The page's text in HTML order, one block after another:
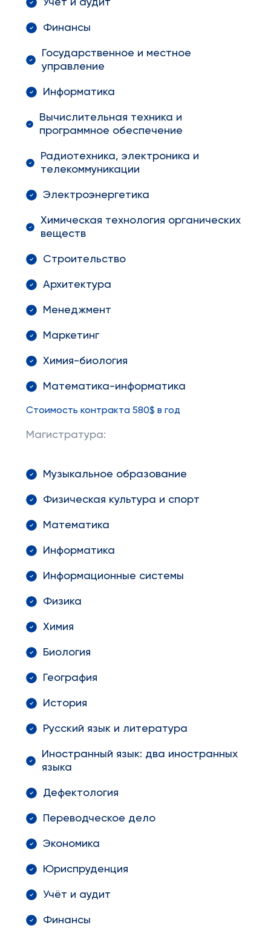
Учёт и аудит
Финансы
Государственное и местное
управление
Информатика
Вычислительная техника и
программное обеспечение
Радиотехника, электроника и
телекоммуникации
Электроэнергетика
Химическая технология органических
веществ
Строительство
Архитектура
Менеджмент
Маркетинг
Химия-биология
Математика-информатика
Стоимость контракта 580$ в год
Магистратура:
Музыкальное образование
Физическая культура и спорт
Математика
Информатика
Информационные системы
Физика
Химия
Биология
География
История
Русский язык и литература
Иностранный язык: два иностранных
языка
Дефектология
Переводческое дело
Экономика
Юриспруденция
Учёт и аудит
Финансы